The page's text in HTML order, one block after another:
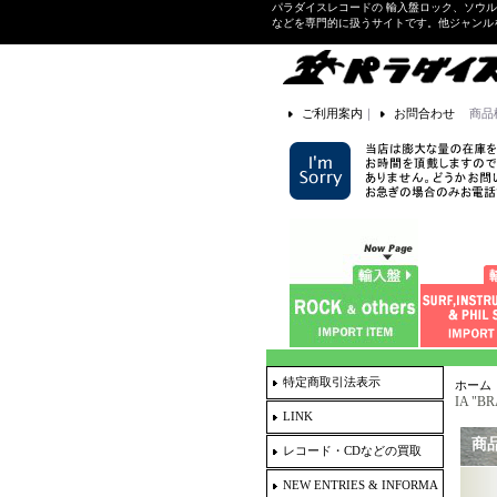
パラダイスレコードの 輸入盤ロック、ソウ
などを専門的に扱うサイトです。他ジャン
ご利用案内 ｜ お問合わせ 商品
特定商取引法表示
LINK
レコード・CDなどの買取
NEW ENTRIES & INFORMA
ホーム
IA
商